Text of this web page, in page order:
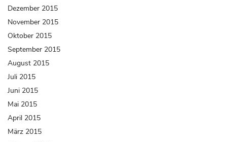
Dezember 2015
November 2015
Oktober 2015
September 2015
August 2015
Juli 2015
Juni 2015
Mai 2015
April 2015
März 2015